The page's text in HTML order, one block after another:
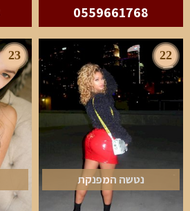
0559661768
22
נטשה המפנקת
23